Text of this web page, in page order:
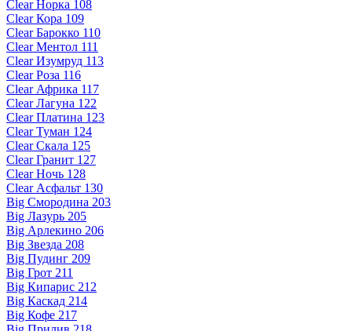
Clear Норка 108
Clear Кора 109
Clear Барокко 110
Clear Ментол 111
Clear Изумруд 113
Clear Роза 116
Clear Африка 117
Clear Лагуна 122
Clear Платина 123
Clear Туман 124
Clear Скала 125
Clear Гранит 127
Clear Ночь 128
Clear Асфальт 130
Big Смородина 203
Big Лазурь 205
Big Арлекино 206
Big Звезда 208
Big Пудинг 209
Big Грот 211
Big Кипарис 212
Big Каскад 214
Big Кофе 217